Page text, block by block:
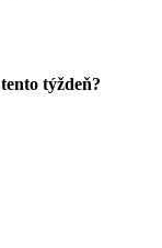
týždeň?